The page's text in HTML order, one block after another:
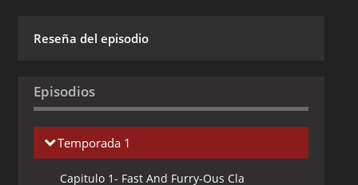
Reseña del episodio
Episodios
Temporada 1
Capitulo 1- Fast And Furry-Ous Cla